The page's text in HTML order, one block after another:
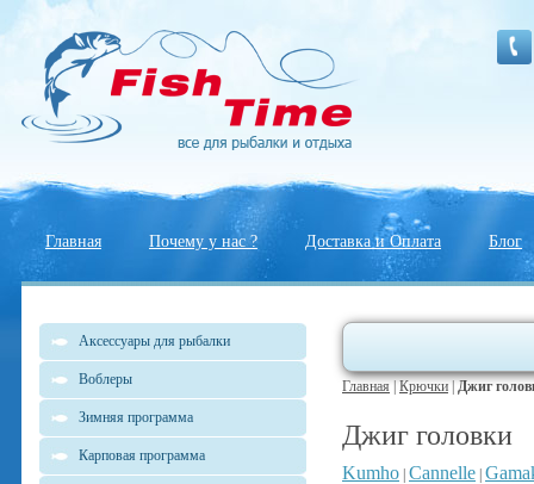
Главная Почему у нас ? Доставка и Оплата Блог
Аксессуары для рыбалки
Воблеры
Зимняя программа
Карповая программа
Главная Крючки Джиг
Джиг головки
Kumho Cannelle